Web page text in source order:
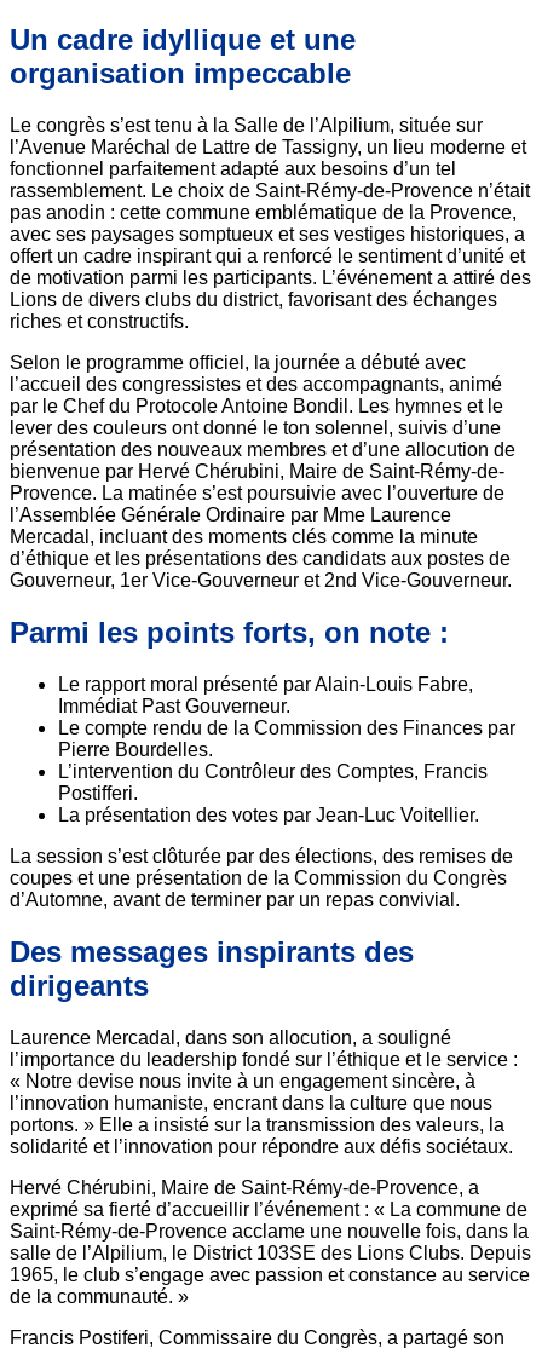
Un cadre idyllique et une
organisation impeccable
Le congrès s’est tenu à la Salle de l’Alpilium, située sur
l’Avenue Maréchal de Lattre de Tassigny, un lieu moderne et
fonctionnel parfaitement adapté aux besoins d’un tel
rassemblement. Le choix de Saint-Rémy-de-Provence n’était
pas anodin : cette commune emblématique de la Provence,
avec ses paysages somptueux et ses vestiges historiques, a
offert un cadre inspirant qui a renforcé le sentiment d’unité et
de motivation parmi les participants. L’événement a attiré des
Lions de divers clubs du district, favorisant des échanges
riches et constructifs.
Selon le programme officiel, la journée a débuté avec
l’accueil des congressistes et des accompagnants, animé
par le Chef du Protocole Antoine Bondil. Les hymnes et le
lever des couleurs ont donné le ton solennel, suivis d’une
présentation des nouveaux membres et d’une allocution de
bienvenue par Hervé Chérubini, Maire de Saint-Rémy-de-
Provence. La matinée s’est poursuivie avec l’ouverture de
l’Assemblée Générale Ordinaire par Mme Laurence
Mercadal, incluant des moments clés comme la minute
d’éthique et les présentations des candidats aux postes de
Gouverneur, 1er Vice-Gouverneur et 2nd Vice-Gouverneur.
Parmi les points forts, on note :
Le rapport moral présenté par Alain-Louis Fabre,
Immédiat Past Gouverneur.
Le compte rendu de la Commission des Finances par
Pierre Bourdelles.
L’intervention du Contrôleur des Comptes, Francis
Postifferi.
La présentation des votes par Jean-Luc Voitellier.
La session s’est clôturée par des élections, des remises de
coupes et une présentation de la Commission du Congrès
d’Automne, avant de terminer par un repas convivial.
Des messages inspirants des
dirigeants
Laurence Mercadal, dans son allocution, a souligné
l’importance du leadership fondé sur l’éthique et le service :
« Notre devise nous invite à un engagement sincère, à
l’innovation humaniste, encrant dans la culture que nous
portons. » Elle a insisté sur la transmission des valeurs, la
solidarité et l’innovation pour répondre aux défis sociétaux.
Hervé Chérubini, Maire de Saint-Rémy-de-Provence, a
exprimé sa fierté d’accueillir l’événement : « La commune de
Saint-Rémy-de-Provence acclame une nouvelle fois, dans la
salle de l’Alpilium, le District 103SE des Lions Clubs. Depuis
1965, le club s’engage avec passion et constance au service
de la communauté. »
Francis Postiferi, Commissaire du Congrès, a partagé son